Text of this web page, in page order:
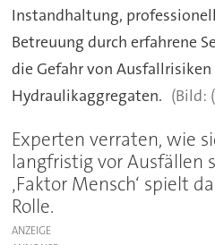
Instandhaltung,
Betreuung durch erfahrene
die Gefahr von Ausfallrisiken
Hydraulikaggregaten.
Experten verraten, wie
langfristig vor Ausfällen
‚Faktor Mensch‘ spielt
Rolle.
ANZEIGE